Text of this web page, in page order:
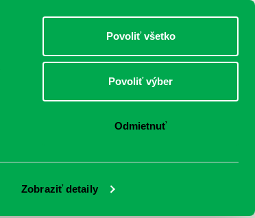
Zobraziť detaily
Povoliť všetko
Povoliť výber
Odmietnuť
DOSPELÍ